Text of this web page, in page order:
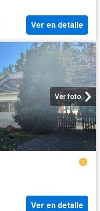
Ver en detalle
Ver foto
Ver en detalle